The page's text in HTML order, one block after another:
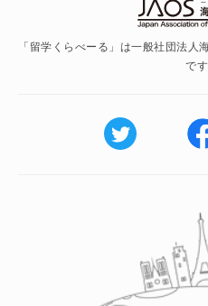
「留学くらべーる」は一般社団法人
です